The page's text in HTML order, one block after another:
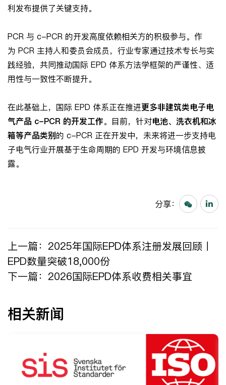
利发布提供了关键支持。
PCR 与 c-PCR 的开发高度依赖相关方的积极参与。作
为 PCR 主持人和委员会成员，行业专家通过技术专长与实
践经验，共同推动国际 EPD 体系方法学框架的严谨性、适
用性与一致性不断提升。
在此基础上，国际 EPD 体系正在推进更多非建筑类电子电
气产品 c-PCR 的开发工作。目前，针对电池、洗衣机和冰
箱等产品类别的 c-PCR 正在开发中，未来将进一步支持电
子电气行业开展基于生命周期的 EPD 开发与环境信息披
露。
分享：
上一篇： 2025年国际EPD体系注册发展回顾丨
EPD数量突破18,000份
下一篇： 2026国际EPD体系收费相关事宜
相关新闻